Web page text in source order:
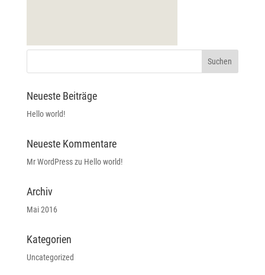
Neueste Beiträge
Hello world!
Neueste Kommentare
Mr WordPresszu Hello world!
Archiv
Mai 2016
Kategorien
Uncategorized